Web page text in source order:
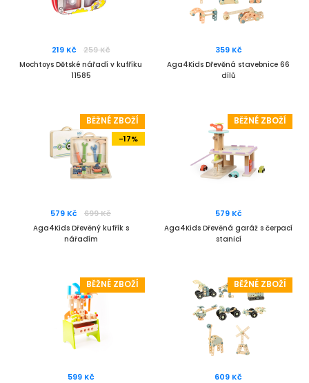
219 Kč 259 Kč
Mochtoys Dětské nářadí v kufříku
11585
359 Kč
Aga4Kids Dřevěná stavebnice 66
dílů
BĚŽNÉ ZBOŽÍ
-17%
579 Kč 699 Kč
Aga4Kids Dřevěný kufřík s
nářadím
BĚŽNÉ ZBOŽÍ
579 Kč
Aga4Kids Dřevěná garáž s čerpací
stanicí
BĚŽNÉ ZBOŽÍ
599 Kč
BĚŽNÉ ZBOŽÍ
609 Kč